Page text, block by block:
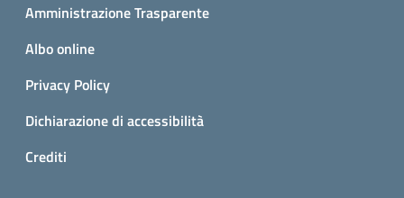
Amministrazione Trasparente
Albo online
Privacy Policy
Dichiarazione di accessibilità
Crediti